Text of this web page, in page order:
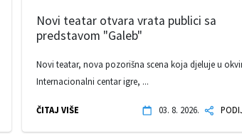
Novi teatar otvara vrata publici sa
predstavom "Galeb"
Novi teatar, nova pozorišna scena koja djeluje u
Internacionalni centar igre, ...
ČITAJ VIŠE 03. 8. 2026.